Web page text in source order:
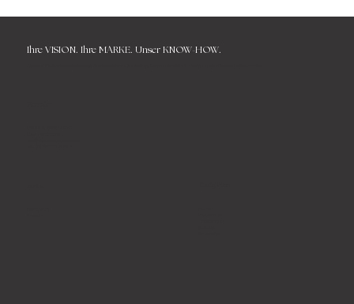
Ihre VISION. Ihre MARKE. Unser KNOW-HOW.